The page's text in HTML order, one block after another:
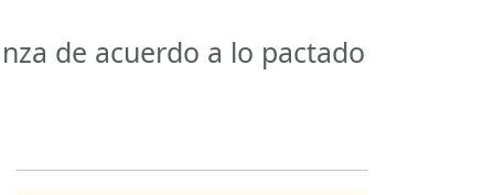
de acuerdo a lo pactado